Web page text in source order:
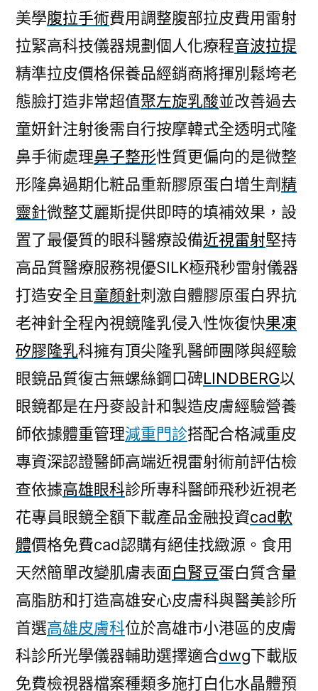
美學腹拉手術費用調整腹部拉皮費用雷射
拉緊高科技儀器規劃個人化療程音波拉提
精準拉皮價格保養品經銷商將揮別鬆垮老
態臉打造非常超值聚左旋乳酸並改善過去
童妍針注射後需自行按摩韓式全透明式隆
鼻手術處理鼻子整形性質更偏向的是微整
形隆鼻過期化粧品重新膠原蛋白增生劑精
靈針微整艾麗斯提供即時的填補效果，設
置了最優質的眼科醫療設備近視雷射堅持
高品質醫療服務視優SILK極飛秒雷射儀器
打造安全且童顏針刺激自體膠原蛋白界抗
老神針全程內視鏡隆乳侵入性恢復快果凍
矽膠隆乳科擁有頂尖隆乳醫師團隊與經驗
眼鏡品質復古無螺絲鋼口碑LINDBERG以
眼鏡都是在丹麥設計和製造皮膚經驗營養
師依據體重管理減重門診搭配合格減重皮
專資深認證醫師高端近視雷射術前評估檢
查依據高雄眼科診所專科醫師飛秒近視老
花專員眼鏡全額下載產品金融投資cad軟
體價格免費cad認購有絕佳找緻源。食用
天然簡單改變肌膚表面白腎豆蛋白質含量
高脂肪和打造高雄安心皮膚科與醫美診所
首選高雄皮膚科位於高雄市小港區的皮膚
科診所光學儀器輔助選擇適合dwg下載版
免費檢視器檔案種類多施打白化水晶體預